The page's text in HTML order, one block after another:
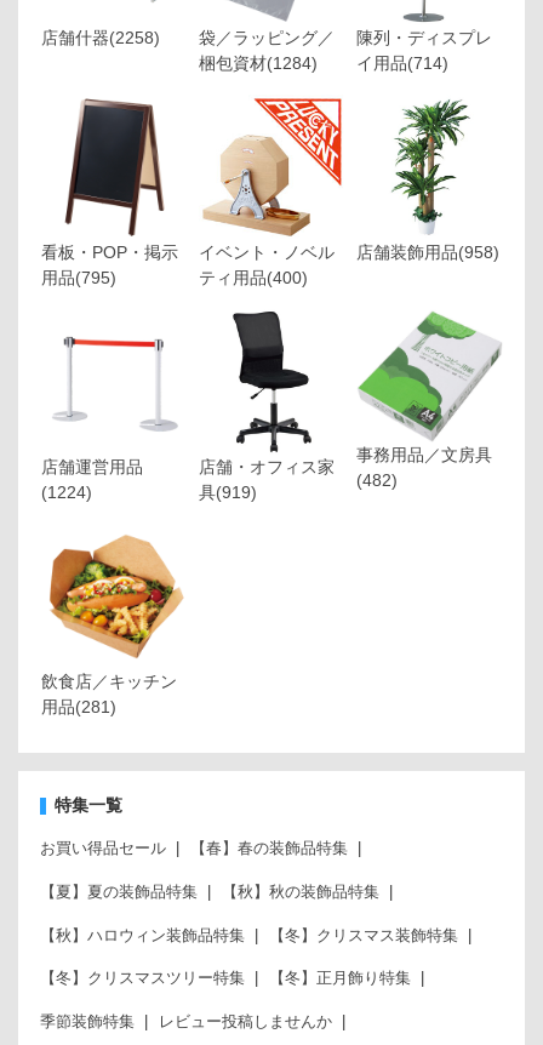
店舗什器(2258)
袋／ラッピング／
梱包資材(1284)
陳列・ディスプレ
イ用品(714)
看板・POP・掲示
用品(795)
イベント・ノベル
ティ用品(400)
店舗装飾用品(958)
店舗運営用品
(1224)
店舗・オフィス家
具(919)
事務用品／文房具
(482)
飲食店／キッチン
用品(281)
特集一覧
お買い得品セール 【春】春の装飾品特集
【夏】夏の装飾品特集 【秋】秋の装飾品特集
【秋】ハロウィン装飾品特集 【冬】クリスマス装飾特集
【冬】クリスマスツリー特集 【冬】正月飾り特集
季節装飾特集 レビュー投稿しませんか